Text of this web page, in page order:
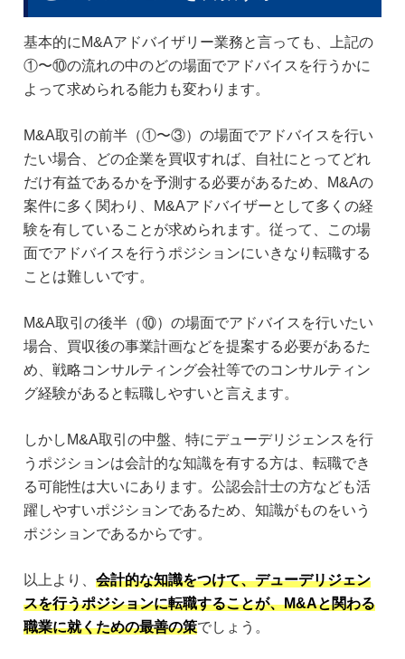
基本的にM&Aアドバイザリー業務と言っても、上記の
①〜⑩の流れの中のどの場面でアドバイスを行うかに
よって求められる能力も変わります。
M&A取引の前半（①〜③）の場面でアドバイスを行い
たい場合、どの企業を買収すれば、自社にとってどれ
だけ有益であるかを予測する必要があるため、M&Aの
案件に多く関わり、M&Aアドバイザーとして多くの経
験を有していることが求められます。従って、この場
面でアドバイスを行うポジションにいきなり転職する
ことは難しいです。
M&A取引の後半（⑩）の場面でアドバイスを行いたい
場合、買収後の事業計画などを提案する必要があるた
め、戦略コンサルティング会社等でのコンサルティン
グ経験があると転職しやすいと言えます。
しかしM&A取引の中盤、特にデューデリジェンスを行
うポジションは会計的な知識を有する方は、転職でき
る可能性は大いにあります。公認会計士の方なども活
躍しやすいポジションであるため、知識がものをいう
ポジションであるからです。
以上より、会計的な知識をつけて、デューデリジェン
スを行うポジションに転職することが、M&Aと関わる
職業に就くための最善の策でしょう。